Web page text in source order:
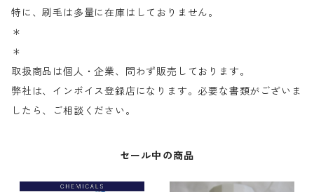
特に、刷毛は多量に在庫はしておりません。
＊
＊
取扱商品は個人・企業、問わず販売しております。
弊社は、インボイス登録店になります。必要な書類がございま
したら、ご相談ください。
セール中の商品